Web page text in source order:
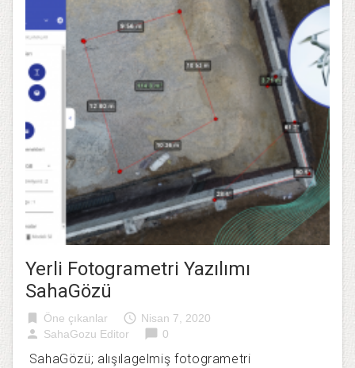
Yerli Fotogrametri Yazılımı
SahaGözü
bookmark Öne çıkanlar access_time Nisan 7, 2020
person SahaGozu Editor chat_bubble 0
SahaGözü; alışılagelmiş fotogrametri